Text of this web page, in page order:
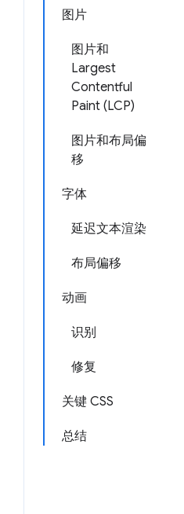
图片
图片和
Largest
Contentful
Paint (LCP)
图片和布局偏
移
字体
延迟文本渲染
布局偏移
动画
识别
修复
关键 CSS
总结